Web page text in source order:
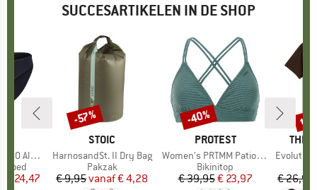
SUCCESARTIKELEN IN DE SHOP
Brief
prijs
€ 24,47
MERK
STOIC
Artikel
HarnosandSt. II Dry Bag
Productgroep
Pakzak
Prijs
€ 9,95 Verlaagde prijs
vanaf€ 4,28
Korting
-57%
MERK
PROTEST
Artikel
Women's PRTMM Patio Triangle
Productgroep
Bikinitop
Prijs
€ 39,95Verlaagde prijs
€ 23,97
Korting
-40%
MERK
THE
Artikel
Evolution
€ 26,95
tot